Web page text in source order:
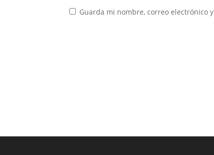
Guarda mi nombre, correo electrónico